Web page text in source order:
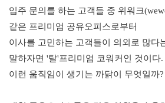
입주 문의를 하는 고객들 중 위워크
같은 프리미엄 공유오피스로부터
이사를 고민하는 고객들이 의외로 많다
말하자면 '탈'프리미엄 코워커인 것이다.
이런 움직임이 생기는 까닭이 무엇일까?